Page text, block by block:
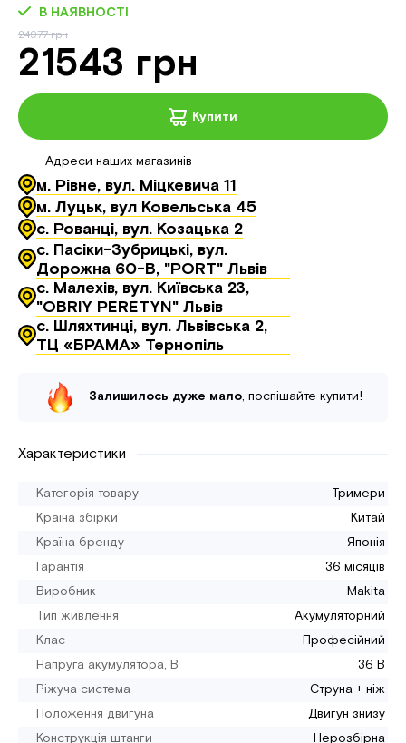
В НАЯВНОСТІ
24977 грн
21543 грн
Купити
Адреси наших магазинів
м. Рівне, вул. Міцкевича 11
м. Луцьк, вул Ковельська 45
с. Рованці, вул. Козацька 2
с. Пасіки-Зубрицькі, вул.
Дорожна 60-В, "PORT" Львів
с. Малехів, вул. Київська 23,
"OBRIY PERETYN" Львів
с. Шляхтинці, вул. Львівська 2,
ТЦ «БРАМА» Тернопіль
Залишилось дуже мало, поспішайте купити!
Характеристики
Категорія товару
Тримери
Країна збірки
Китай
Країна бренду
Японія
Гарантія
36 місяців
Виробник
Makita
Тип живлення
Акумуляторний
Клас
Професійний
Напруга акумулятора, В
36 В
Ріжуча система
Струна + ніж
Положення двигуна
Двигун знизу
Конструкція штанги
Нерозбірна